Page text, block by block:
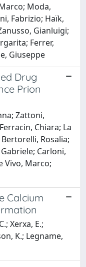
Moda,
Fabrizio; Haïk,
Gianluigi;
Ferrer,
Giuseppe
Drug
Prion
Zattoni,
Chiara; La
Rosalia;
Carloni,
Vivo, Marco;
Calcium
Xerxa, E.;
K.; Legname,